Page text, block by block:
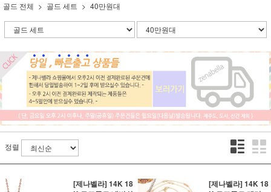
골드 전체 골드 세트 40만원대
정렬
[제나벨라] 14K 18
[제나벨라] 14K 18